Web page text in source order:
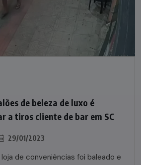
de beleza de luxo é
a tiros cliente de bar em SC
29/01/2023
de conveniências foi baleado e